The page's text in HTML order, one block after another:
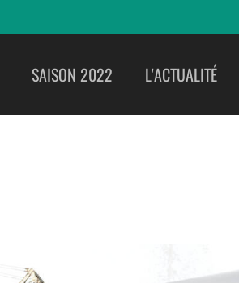
SAISON 2022 L'ACTUALITÉ